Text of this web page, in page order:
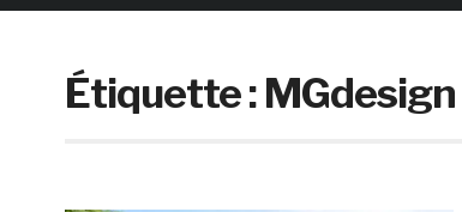
Étiquette :MGdesign